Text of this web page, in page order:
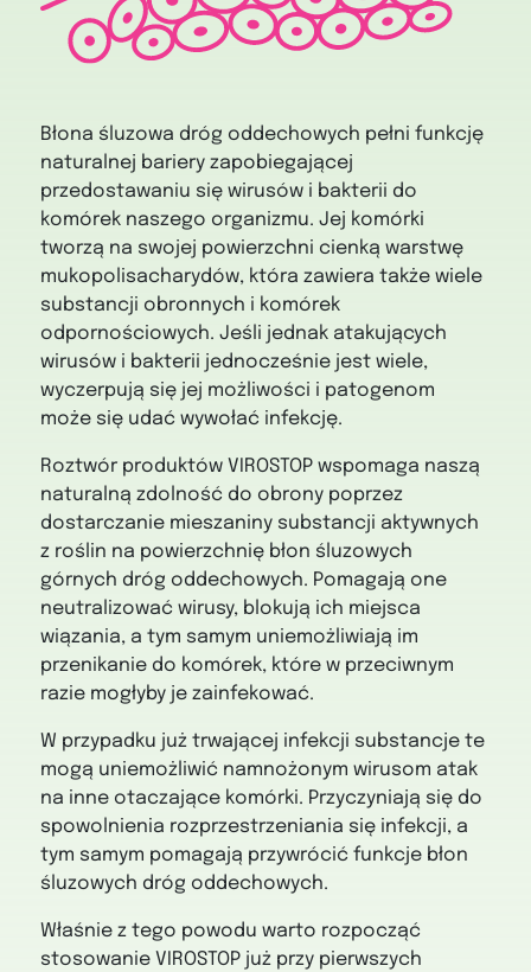
Błona śluzowa dróg oddechowych pełni funkcję
naturalnej bariery zapobiegającej
przedostawaniu się wirusów i bakterii do
komórek naszego organizmu. Jej komórki
tworzą na swojej powierzchni cienką warstwę
mukopolisacharydów, która zawiera także wiele
substancji obronnych i komórek
odpornościowych. Jeśli jednak atakujących
wirusów i bakterii jednocześnie jest wiele,
wyczerpują się jej możliwości i patogenom
może się udać wywołać infekcję.
Roztwór produktów VIROSTOP wspomaga naszą
naturalną zdolność do obrony poprzez
dostarczanie mieszaniny substancji aktywnych
z roślin na powierzchnię błon śluzowych
górnych dróg oddechowych. Pomagają one
neutralizować wirusy, blokują ich miejsca
wiązania, a tym samym uniemożliwiają im
przenikanie do komórek, które w przeciwnym
razie mogłyby je zainfekować.
W przypadku już trwającej infekcji substancje te
mogą uniemożliwić namnożonym wirusom atak
na inne otaczające komórki. Przyczyniają się do
spowolnienia rozprzestrzeniania się infekcji, a
tym samym pomagają przywrócić funkcje błon
śluzowych dróg oddechowych.
Właśnie z tego powodu warto rozpocząć
stosowanie VIROSTOP już przy pierwszych